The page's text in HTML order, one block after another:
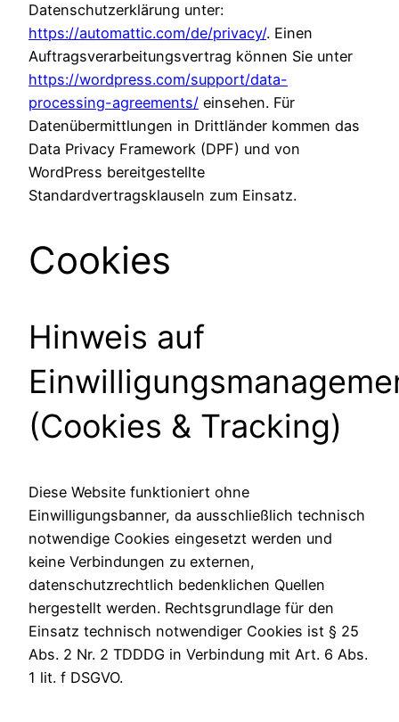
Datenschutzerklärung unter:
https://automattic.com/de/privacy/. Einen
Auftragsverarbeitungsvertrag können Sie unter
https://wordpress.com/support/data-
processing-agreements/ einsehen. Für
Datenübermittlungen in Drittländer kommen das
Data Privacy Framework (DPF) und von
WordPress bereitgestellte
Standardvertragsklauseln zum Einsatz.
Cookies
Hinweis auf
(Cookies & Tracking)
Diese Website funktioniert ohne
Einwilligungsbanner, da ausschließlich technisch
notwendige Cookies eingesetzt werden und
keine Verbindungen zu externen,
datenschutzrechtlich bedenklichen Quellen
hergestellt werden. Rechtsgrundlage für den
Einsatz technisch notwendiger Cookies ist § 25
Abs. 2 Nr. 2 TDDDG in Verbindung mit Art. 6 Abs.
1 lit. f DSGVO.